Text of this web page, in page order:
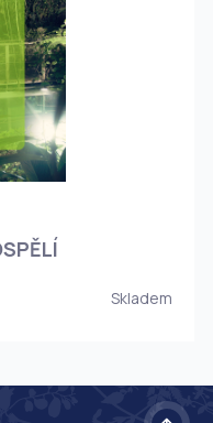
Skladem